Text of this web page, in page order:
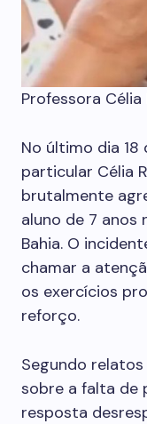
Professora Célia
No último dia
particular Célia
brutalmente
aluno de 7 anos
Bahia. O
chamar a
os exercícios
reforço.
Segundo
sobre a falta de
resposta